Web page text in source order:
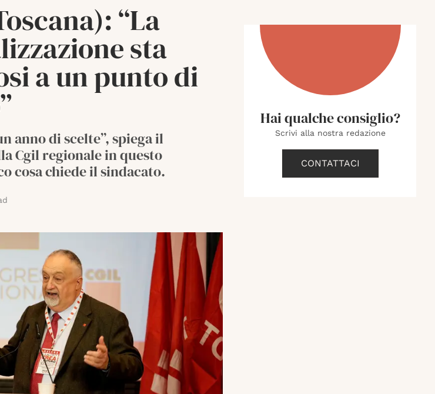
“La
sta
a un punto di
anno di scelte”, spiega il
Cgil regionale in questo
cosa chiede il sindacato.
Hai qualche consiglio?
Scrivi alla nostra redazione
CONTATTACI